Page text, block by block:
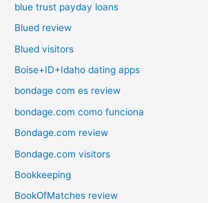
blue trust payday loans
Blued review
Blued visitors
Boise+ID+Idaho dating apps
bondage com es review
bondage.com como funciona
Bondage.com review
Bondage.com visitors
Bookkeeping
BookOfMatches review